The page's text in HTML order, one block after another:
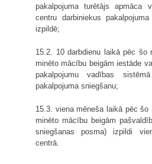
pakalpojuma turētājs apmāca
centru darbiniekus
izpildē;
15.2. 10 darbdienu laikā pēc šo
minēto mācību beigām iestāde
pakalpojumu vadības
pakalpojuma sniegšanu;
15.3. viena mēneša laikā pēc
minēto mācību beigām
sniegšanas posma) izpildi
centrā.